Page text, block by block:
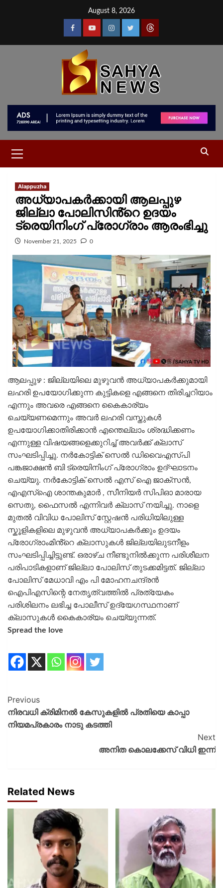
August 8, 2026
Alappuzha
അധ്യാപകർക്കായി ആലപ്പുഴ
ജില്ലാ പോലിസിൻ്റെ ഉദയം
ട്രെയിനിംഗ് പ്രോഗ്രാം ആരംഭിച്ചു
November 21, 2025 0
ആലപ്പുഴ : ജില്ലയിലെ മുഴുവൻ അധ്യാപകർക്കുമായി
ലഹരി ഉപയോഗിക്കുന്ന കുട്ടികളെ എങ്ങനെ തിരിച്ചറിയാം
എന്നും അവരെ എങ്ങനെ കൈകാര്യം
ചെയ്യണമെന്നും അവർ ലഹരി വസ്തുകൾ
ഉപയോഗിക്കാതിരിക്കാൻ എന്തെല്ലാം ശ്രദ്ധിക്കണം
എന്നുള്ള വിഷയങ്ങളെക്കുറിച്ച് അവർക്ക് ക്ലാസ്
സംഘടിപ്പിച്ചു. നർകോട്ടിക് സെൽ ഡിവൈഎസ്പി
പങ്കജാക്ഷൻ ബി ട്രെയിനിംഗ് പ്രോഗ്രാം ഉദ്ഘാടനം
ചെയ്യു. നർകോട്ടിക് സെൽ എസ് ഐ ജാക്സൻ,
എഎസ്ഐ ശാന്തകുമാർ , സീനിയർ സിപിഓ മാരായ
സെതു, ഫൈസൽ എന്നിവർ ക്ലാസ് നയിച്ചു. നാളെ
മുതൽ വിവിധ പോലിസ് സ്റ്റേഷൻ പരിധിയിലുള്ള
സ്കൂളികളിലെ മുഴുവൻ അധ്യാപകർക്കും ഉദയം
പ്രോഗ്രാംമിൻ്റെ ക്ലാസുകൾ ജില്ലയിലുടനീളം
സംഘടിപ്പിച്ചിട്ടുണ്ട്. ഒരാഴ്ച നീണ്ടുനിൽക്കുന്ന പരിശീലന
പരിപാടികളാണ് ജില്ലാ പോലിസ് തുടക്കമിട്ടത്. ജില്ലാ
പോലിസ് മേധാവി എം പി മോഹനചന്ദ്രൻ
ഐപിഎസിന്റെ നേതൃത്വത്തിൽ പ്രത്യേകം
പരിശിലനം ലഭിച്ച പോലീസ് ഉദ്യേഗസ്ഥനാണ്
ക്ലാസുകൾ കൈകാര്യം ചെയ്യുന്നത്.
Spread the love
Previous
നിരവധി ക്രിമിനൽ കേസുകളിൽ പ്രതിയെ കാപ്പാ
നിയമപ്രകാരം നാടു കടത്തി
Next
അനിത കൊലക്കേസ് വിധി ഇന്ന്
Related News